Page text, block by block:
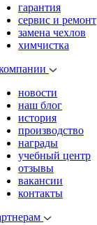
гарантия
сервис и ремонт
замена чехлов
химчистка
новости
наш блог
история
производство
награды
учебный центр
отзывы
вакансии
контакты